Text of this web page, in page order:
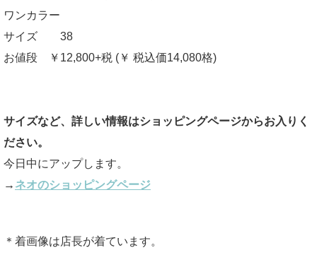
ワンカラー
サイズ 38
お値段 ￥12,800+税 (￥ 税込価14,080格)
サイズなど、詳しい情報はショッピングページからお入りく
ださい。
今日中にアップします。
→ ネオのショッピングページ
＊着画像は店長が着ています。